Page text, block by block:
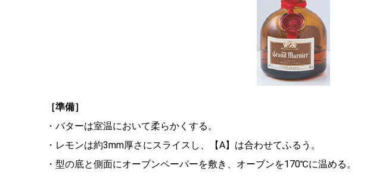
［準備］
・バターは室温において柔らかくする。
・レモンは約3mm厚さにスライスし、【A】は合わせてふるう。
・型の底と側面にオーブンペーパーを敷き、オーブンを170℃に温める。